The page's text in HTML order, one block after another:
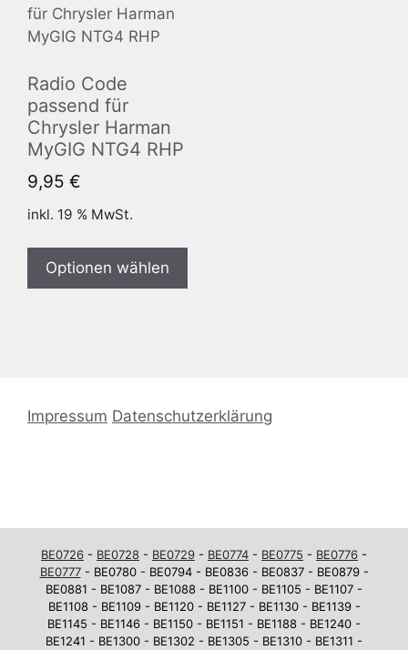
Radio Code
passend für
Chrysler Harman
MyGIG NTG4 RHP
9,95 €
inkl. 19 % MwSt.
Optionen wählen
Impressum Datenschutzerklärung
BE0726 - BE0728 - BE0729 - BE0774 - BE0775 - BE0776 -
BE0777- BE0780 - BE0794 - BE0836 - BE0837 - BE0879 -
BE0881 - BE1087 - BE1088 - BE1100 - BE1105 - BE1107 -
BE1108 - BE1109 - BE1120 - BE1127 - BE1130 - BE1139 -
BE1145 - BE1146 - BE1150 - BE1151 - BE1188 - BE1240 -
BE1241 - BE1300 - BE1302 - BE1305 - BE1310 - BE1311 -